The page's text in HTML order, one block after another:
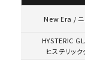
New Era / ニ
HYSTERIC
ヒステリッ